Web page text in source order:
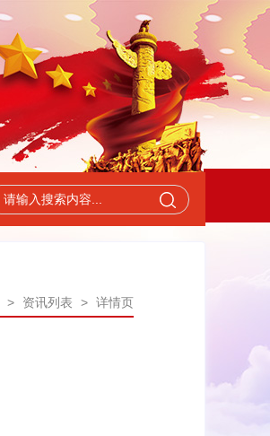
> 资讯列表 > 详情页